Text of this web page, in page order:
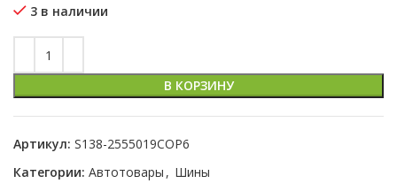
3 в наличии
В КОРЗИНУ
Артикул: S138-2555019COP6
Категории: Автотовары , Шины